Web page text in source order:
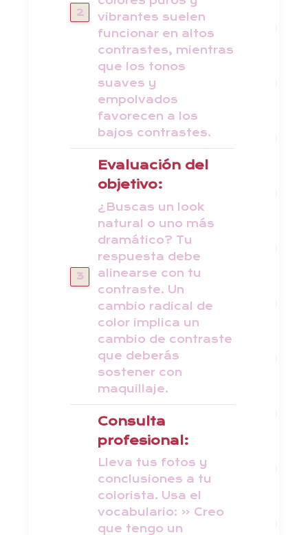
vibrantes suelen
funcionar en altos
contrastes, mientras
que los tonos
suaves y
empolvados
favorecen a los
bajos contrastes.
Evaluación del
objetivo:
¿Buscas un look
natural o uno más
dramático? Tu
respuesta debe
alinearse con tu
contraste. Un
cambio radical de
color implica un
cambio de contraste
que deberás
sostener con
maquillaje.
Consulta
profesional:
Lleva tus fotos y
conclusiones a tu
colorista. Usa el
vocabulario: « Creo
que tengo un